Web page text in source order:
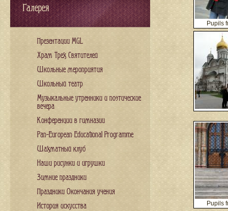
Pupils
Pupils
Галерея
Презентации MGL
Храм Трех Святителей
Школьные мероприятия
Школьный театр
Музыкальные утренники и поэтические
вечера
Конференции в гимназии
Pan-European Educational Programme
Шахматный клуб
Наши рисунки и игрушки
Зимние праздники
Праздники Окончания учения
История искусства